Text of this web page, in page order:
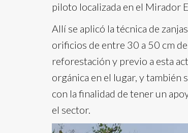
piloto localizada en el Mirador
Allí se aplicó la técnica de
orificios de entre 30 a 50 cm
reforestación y previo a esta
orgánica en el lugar, y también
con la finalidad de tener un
el sector.